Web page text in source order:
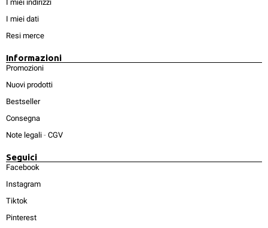
I miei indirizzi
I miei dati
Resi merce
Informazioni
Promozioni
Nuovi prodotti
Bestseller
Consegna
Note legali - CGV
Seguici
Facebook
Instagram
Tiktok
Pinterest